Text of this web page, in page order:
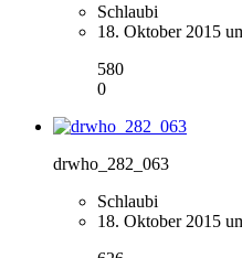
Schlaubi
18. Oktober 2015
580
0
drwho_282_063
Schlaubi
18. Oktober 2015